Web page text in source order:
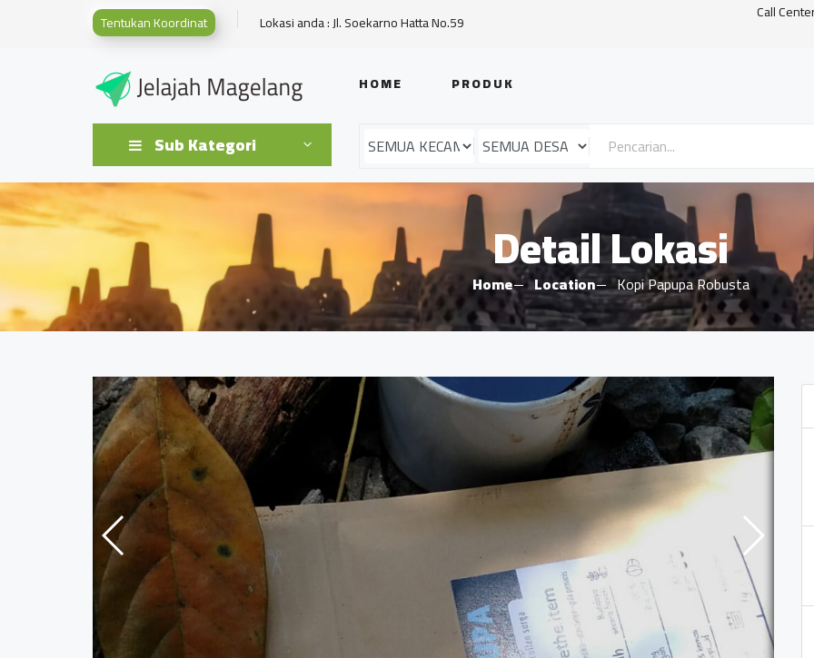
Tentukan Koordinat Lokasi anda : Jl. Soekarno Hatta No.59 Call
HOME PRODUK
Sub Kategori
Detail Lokasi
Home Location Kopi Papupa Robusta